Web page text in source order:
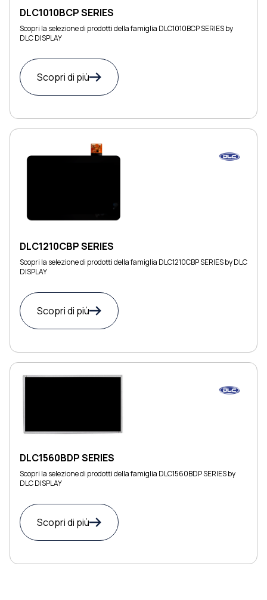
DLC1010BCP SERIES
Scopri la selezione di prodotti della famiglia DLC1010BCP SERIES by
DLC DISPLAY
Scopri di più
DLC1210CBP SERIES
Scopri la selezione di prodotti della famiglia DLC1210CBP SERIES by DLC
DISPLAY
Scopri di più
DLC1560BDP SERIES
Scopri la selezione di prodotti della famiglia DLC1560BDP SERIES by
DLC DISPLAY
Scopri di più